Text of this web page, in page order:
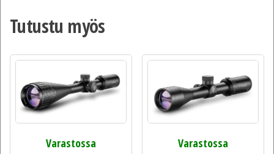
Tutustu myös
Varastossa
Varastossa